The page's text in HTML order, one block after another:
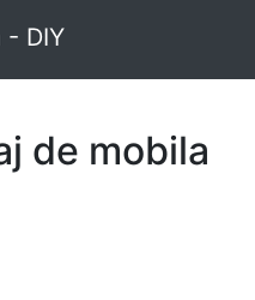
- DIY
de mobila